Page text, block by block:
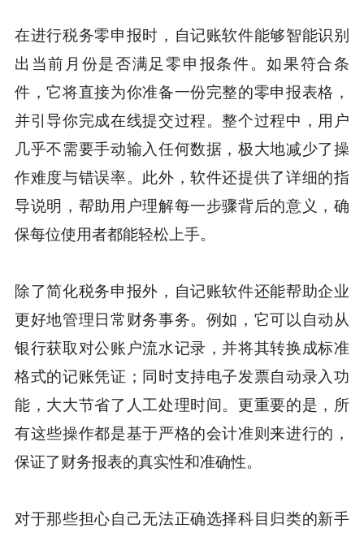
在进行税务零申报时，自记账软件能够智能识别
出当前月份是否满足零申报条件。如果符合条
件，它将直接为你准备一份完整的零申报表格，
并引导你完成在线提交过程。整个过程中，用户
几乎不需要手动输入任何数据，极大地减少了操
作难度与错误率。此外，软件还提供了详细的指
导说明，帮助用户理解每一步骤背后的意义，确
保每位使用者都能轻松上手。
除了简化税务申报外，自记账软件还能帮助企业
更好地管理日常财务事务。例如，它可以自动从
银行获取对公账户流水记录，并将其转换成标准
格式的记账凭证；同时支持电子发票自动录入功
能，大大节省了人工处理时间。更重要的是，所
有这些操作都是基于严格的会计准则来进行的，
保证了财务报表的真实性和准确性。
对于那些担心自己无法正确选择科目归类的新手